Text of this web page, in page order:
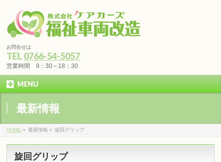
お問合せは
TEL 0766-54-5057
営業時間 9：30～18：30
MENU
最新情報
HOME » 最新情報 » 旋回グリップ
旋回グリップ